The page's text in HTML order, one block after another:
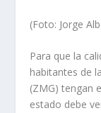
(Foto: Jorge
Para que la
habitantes de
(ZMG) tengan
estado debe